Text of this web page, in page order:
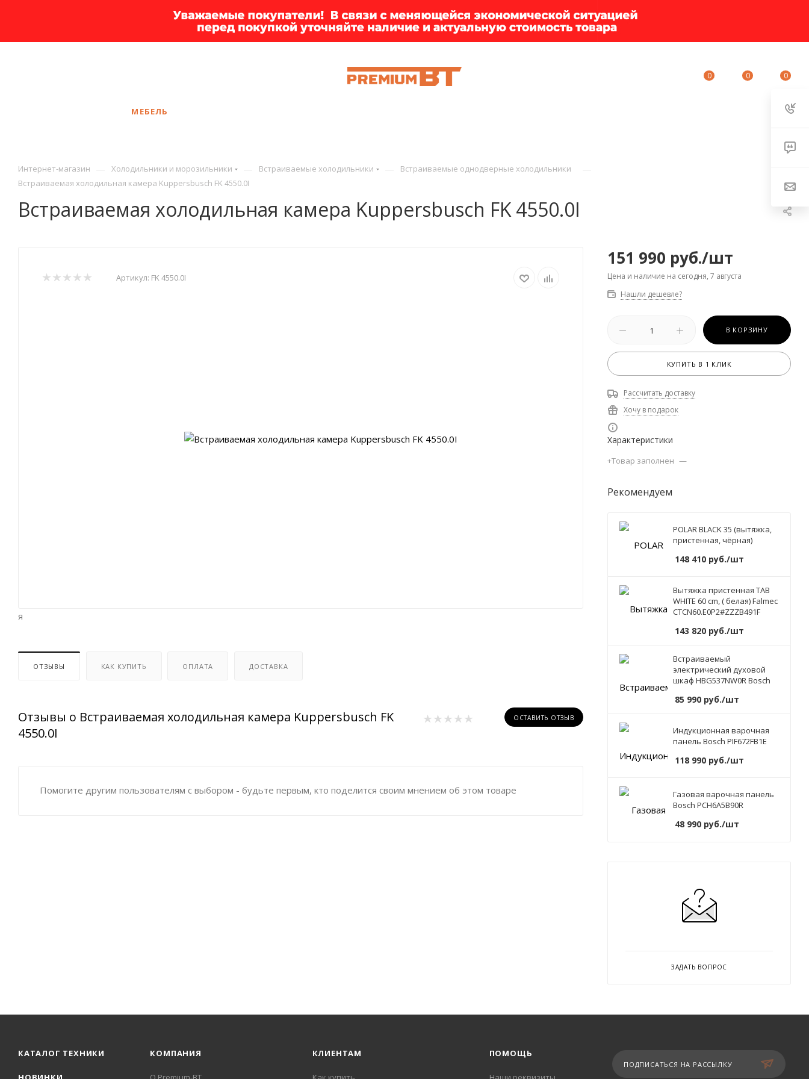
0 0 0
МЕБЕЛЬ
Интернет-магазин — Холодильники и морозильники — Встраиваемые холодильники — Встраиваемые однодверные холодильники —
Встраиваемая холодильная камера Kuppersbusch FK 4550.0I
Встраиваемая холодильная камера Kuppersbusch FK 4550.0I
Артикул: FK 4550.0I
я
ОТЗЫВЫ КАК КУПИТЬ ОПЛАТА ДОСТАВКА
Отзывы о Встраиваемая холодильная камера Kuppersbusch FK
4550.0I
ОСТАВИТЬ ОТЗЫВ
Помогите другим пользователям с выбором - будьте первым, кто поделится своим мнением об этом товаре
151 990 руб./шт
Цена и наличие на сегодня, 7 августа
Нашли дешевле?
В КОРЗИНУ
КУПИТЬ В 1 КЛИК
Рассчитать доставку
Хочу в подарок
Характеристики
+Товар заполнен —
Рекомендуем
POLAR BLACK 35 (вытяжка,
пристенная, чёрная)
148 410 руб./шт
Вытяжка пристенная TAB
WHITE 60 cm, ( белая) Falmec
CTCN60.E0P2#ZZZB491F
143 820 руб./шт
Встраиваемый
электрический духовой
шкаф HBG537NW0R Bosch
85 990 руб./шт
Индукционная варочная
панель Bosch PIF672FB1E
118 990 руб./шт
Газовая варочная панель
Bosch PCH6A5B90R
48 990 руб./шт
ЗАДАТЬ ВОПРОС
КАТАЛОГ ТЕХНИКИ КОМПАНИЯ КЛИЕНТАМ ПОМОЩЬ
ПОДПИСАТЬСЯ НА РАССЫЛКУ